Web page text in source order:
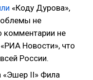
«Коду Дурова»,
не
комментарии не
«РИА Новости», что
России.
«Эшер II» Фила